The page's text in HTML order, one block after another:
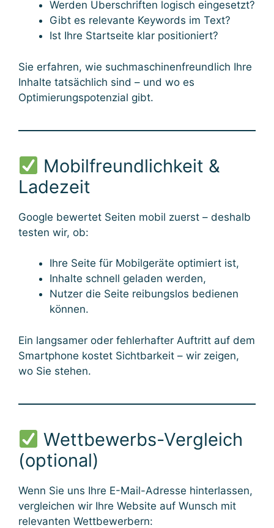
Werden Überschriften logisch eingesetzt?
Gibt es relevante Keywords im Text?
Ist Ihre Startseite klar positioniert?
Sie erfahren, wie suchmaschinenfreundlich Ihre
Inhalte tatsächlich sind – und wo es
Optimierungspotenzial gibt.
Mobilfreundlichkeit &
Ladezeit
Google bewertet Seiten mobil zuerst – deshalb
testen wir, ob:
Ihre Seite für Mobilgeräte optimiert ist,
Inhalte schnell geladen werden,
Nutzer die Seite reibungslos bedienen
können.
Ein langsamer oder fehlerhafter Auftritt auf dem
Smartphone kostet Sichtbarkeit – wir zeigen,
wo Sie stehen.
Wettbewerbs-Vergleich
(optional)
Wenn Sie uns Ihre E-Mail-Adresse hinterlassen,
vergleichen wir Ihre Website auf Wunsch mit
relevanten Wettbewerbern: